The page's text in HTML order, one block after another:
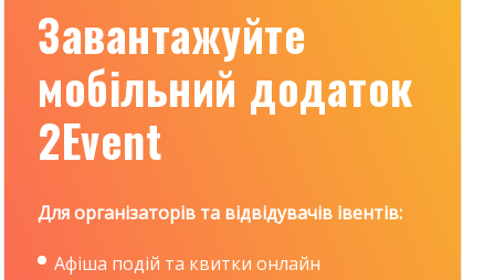
Завантажуйте
мобільний додаток
2Event
Для організаторів та відвідувачів івентів:
Афіша подій та квитки онлайн